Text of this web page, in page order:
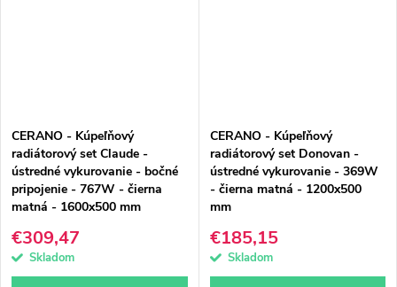
CERANO - Kúpeľňový
radiátorový set Claude -
ústredné vykurovanie - bočné
pripojenie - 767W - čierna
matná - 1600x500 mm
€309,47
Skladom
CERANO - Kúpeľňový
radiátorový set Donovan -
ústredné vykurovanie - 369W
- čierna matná - 1200x500
mm
€185,15
Skladom